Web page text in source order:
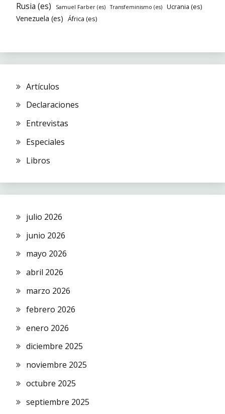
Rusia (es) Samuel Farber (es) Transfeminismo (es) Ucrania (es)
Venezuela (es) África (es)
Artículos
Declaraciones
Entrevistas
Especiales
Libros
julio 2026
junio 2026
mayo 2026
abril 2026
marzo 2026
febrero 2026
enero 2026
diciembre 2025
noviembre 2025
octubre 2025
septiembre 2025